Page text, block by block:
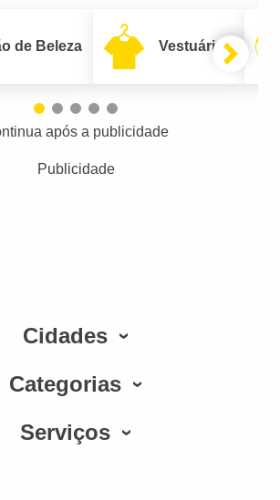
de Beleza Vestuário
após a publicidade
Publicidade
Cidades
Categorias
Serviços